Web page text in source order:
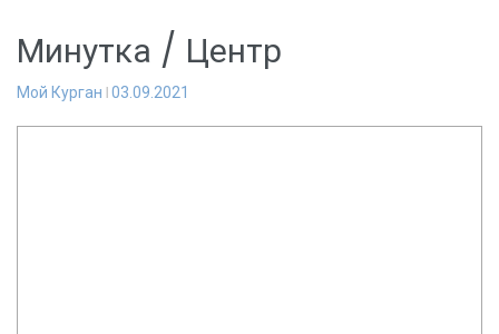
Минутка / Центр
Мой Курган 03.09.2021